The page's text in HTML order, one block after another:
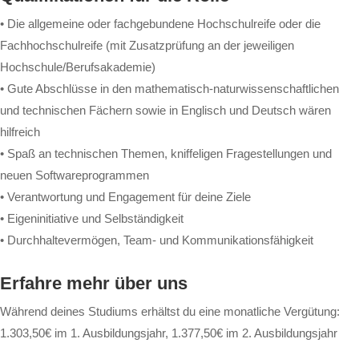
• Die allgemeine oder fachgebundene Hochschulreife oder die
Fachhochschulreife (mit Zusatzprüfung an der jeweiligen
Hochschule/Berufsakademie)
• Gute Abschlüsse in den mathematisch-naturwissenschaftlichen
und technischen Fächern sowie in Englisch und Deutsch wären
hilfreich
• Spaß an technischen Themen, kniffeligen Fragestellungen und
neuen Softwareprogrammen
• Verantwortung und Engagement für deine Ziele
• Eigeninitiative und Selbständigkeit
• Durchhaltevermögen, Team- und Kommunikationsfähigkeit
Erfahre mehr über uns
Während deines Studiums erhältst du eine monatliche Vergütung:
1.303,50€ im 1. Ausbildungsjahr, 1.377,50€ im 2. Ausbildungsjahr